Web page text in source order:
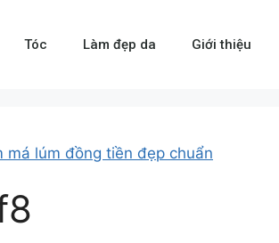
Tóc Làm đẹp da Giới thiệu
má lúm đồng tiền đẹp chuẩn